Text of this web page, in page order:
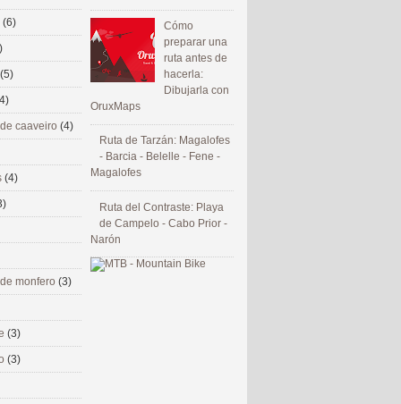
Cómo
preparar una
ruta antes de
hacerla:
Dibujarla con
OruxMaps
Ruta de Tarzán: Magalofes
- Barcia - Belelle - Fene -
Magalofes
Ruta del Contraste: Playa
de Campelo - Cabo Prior -
Narón
(6)
(5)
caaveiro (4)
(4)
monfero (3)
(3)
(3)